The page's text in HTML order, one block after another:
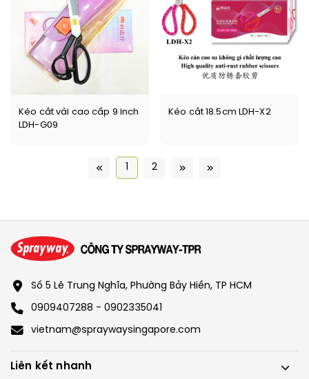
Kéo cắt vải cao cấp 9 inch
LDH-G09
Kéo cắt 18.5cm LDH-X2
1 2
Số 5 Lê Trung Nghĩa, Phường Bảy Hiền, TP HCM
0909407288 - 0902335041
vietnam@spraywaysingapore.com
Liên kết nhanh